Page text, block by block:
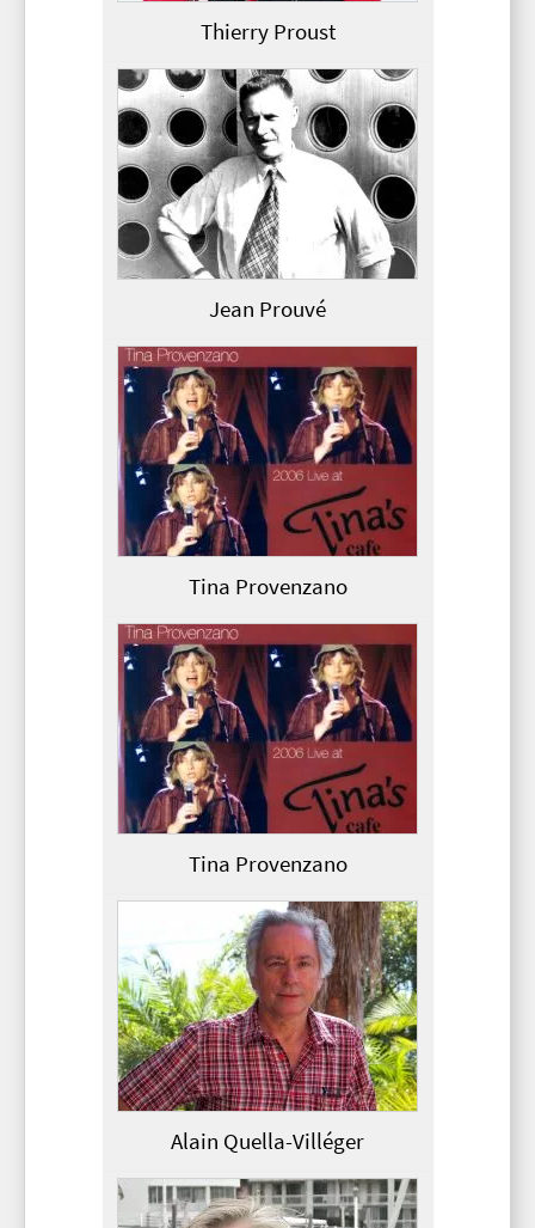
Thierry Proust
Jean Prouvé
Tina Provenzano
Tina Provenzano
Alain Quella-Villéger